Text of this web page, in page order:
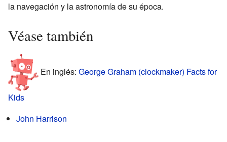
la navegación y la astronomía de su época.
Véase también
En inglés: George Graham (clockmaker) Facts for
Kids
John Harrison